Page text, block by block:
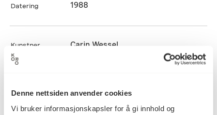
Denne nettsiden anvender cookies
Vi bruker informasjonskapsler for å gi innhold og
Datering 1988
Kunstner Carin Wessel